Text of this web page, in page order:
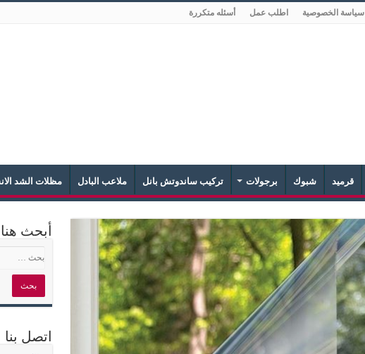
سياسة الخصوصية اطلب عمل أسئله متكررة
قرميد شبوك برجولات تركيب ساندوتش بانل ملاعب البادل مظلات الشد
أبحث
اتصل بنا